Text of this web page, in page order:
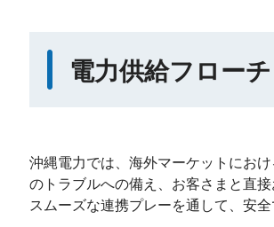
電力供給フロー
沖縄電力では、海外マーケットにお
のトラブルへの備え、お客さまと直
スムーズな連携プレーを通して、安